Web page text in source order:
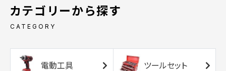
カテゴリーから探す
CATEGORY
電動工具 ツールセット